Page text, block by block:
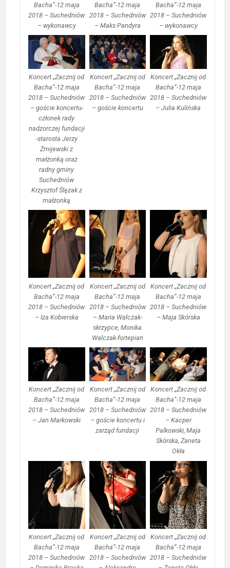
Bacha”-12 maja
2018 – Suchedniów
– wykonawcy
Bacha”-12 maja
2018 – Suchedniów
– Maks Pandyra
Bacha”-12 maja
2018 – Suchedniów
– wykonawcy
Koncert „Zacznij od
Bacha”-12 maja
2018 – Suchedniów
– goście koncertu-
członek rady
nadzorczej fundacji
-starosta Jerzy
Żmijewski z
małżonką oraz
radny gminy
Suchedniów
Krzysztof Ślęzak z
małżonką
Koncert „Zacznij od
Bacha”-12 maja
2018 – Suchedniów
– goście koncertu
Koncert „Zacznij od
Bacha”-12 maja
2018 – Suchedniów
– Julia Kulińska
Koncert „Zacznij od
Bacha”-12 maja
2018 – Suchedniów
– Iza Kobierska
Koncert „Zacznij od
Bacha”-12 maja
2018 – Suchedniów
– Maria Walczak-
skrzypce, Monika
Walczak-fortepian
Koncert „Zacznij od
Bacha”-12 maja
2018 – Suchedniów
– Maja Skórska
Koncert „Zacznij od
Bacha”-12 maja
2018 – Suchedniów
– Jan Markowski
Koncert „Zacznij od
Bacha”-12 maja
2018 – Suchedniów
– goście koncertu i
zarząd fundacji
Koncert „Zacznij od
Bacha”-12 maja
2018 – Suchedniów
– Kacper
Palkowski, Maja
Skórska, Żaneta
Okła
Koncert „Zacznij od
Bacha”-12 maja
2018 – Suchedniów
Koncert „Zacznij od
Bacha”-12 maja
2018 – Suchedniów
Koncert „Zacznij od
Bacha”-12 maja
2018 – Suchedniów